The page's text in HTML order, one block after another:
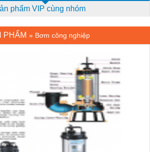
phẩm VIP cùng nhóm
PHẨM » Bơm công nghiệp